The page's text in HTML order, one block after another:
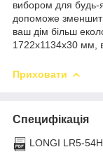
вибором для будь-
допоможе
ваш дім більш
1722х1134х30 мм,
Приховати
Специфікація
LONGI LR5-